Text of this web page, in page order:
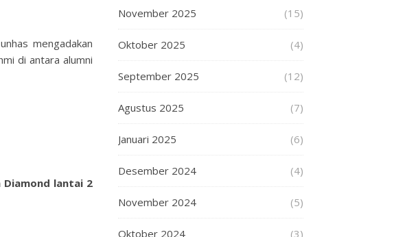
mengadakan
di antara alumni
Diamond lantai 2
November 2025 (15)
Oktober 2025 (4)
September 2025 (12)
Agustus 2025 (7)
Januari 2025 (6)
Desember 2024 (4)
November 2024 (5)
Oktober 2024 (3)